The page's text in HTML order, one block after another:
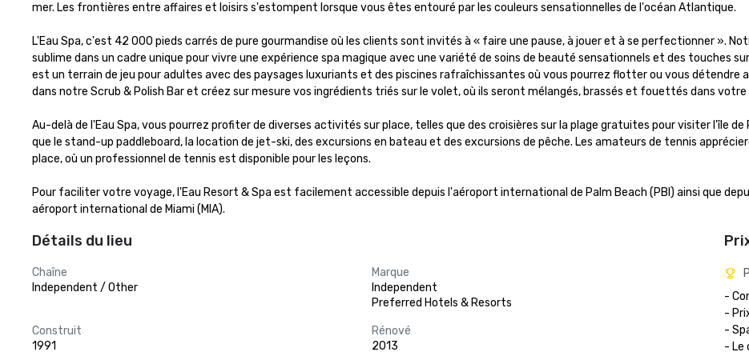
mer. Les frontières entre affaires et loisirs s'estompent lorsque vous êtes entouré par les couleurs sensationnelles de l'océan Atlantique.
L'Eau Spa, c'est 42 000 pieds carrés de pure gourmandise où les clients sont invités à « faire une pause, à jouer et à se perfectionner ».
sublime dans un cadre unique pour vivre une expérience spa magique avec une variété de soins de beauté sensationnels et des touches
est un terrain de jeu pour adultes avec des paysages luxuriants et des piscines rafraîchissantes où vous pourrez flotter ou vous détendre
dans notre Scrub & Polish Bar et créez sur mesure vos ingrédients triés sur le volet, où ils seront mélangés, brassés et fouettés dans
Au-delà de l'Eau Spa, vous pourrez profiter de diverses activités sur place, telles que des croisières sur la plage gratuites pour visiter l'île
que le stand-up paddleboard, la location de jet-ski, des excursions en bateau et des excursions de pêche. Les amateurs de tennis
place, où un professionnel de tennis est disponible pour les leçons.
Pour faciliter votre voyage, l'Eau Resort & Spa est facilement accessible depuis l'aéroport international de Palm Beach (PBI) ainsi que
aéroport international de Miami (MIA).
Détails du lieu
Chaîne
Independent / Other
Marque
Independent
Preferred Hotels & Resorts
Construit
1991
Rénové
2013
-
-
-
- Le